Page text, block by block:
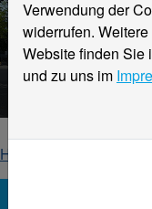
Aktuelle
Home
Verwendung der
widerrufen.
Website finden Sie
und zu uns im